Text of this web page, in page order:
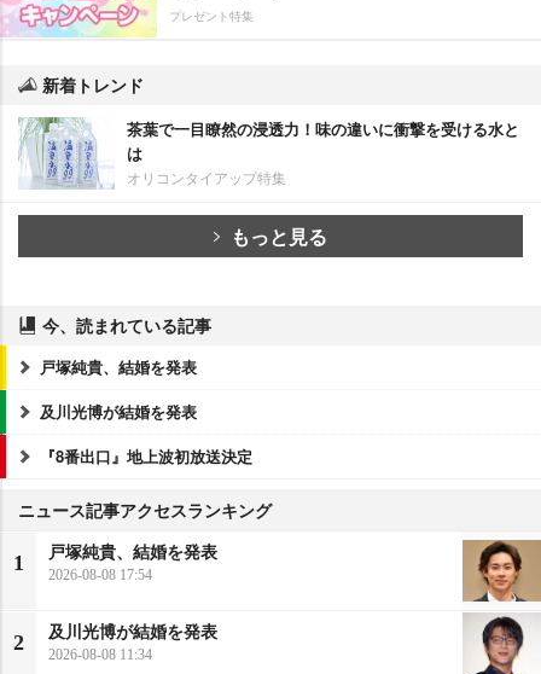
プレゼント特集
新着トレンド
茶葉で一目瞭然の浸透力！味の違いに衝撃を受ける水と
は
オリコンタイアップ特集
もっと見る
今、読まれている記事
戸塚純貴、結婚を発表
及川光博が結婚を発表
『8番出口』地上波初放送決定
ニュース記事アクセスランキング
1
戸塚純貴、結婚を発表
2026-08-08 17:54
2
及川光博が結婚を発表
2026-08-08 11:34